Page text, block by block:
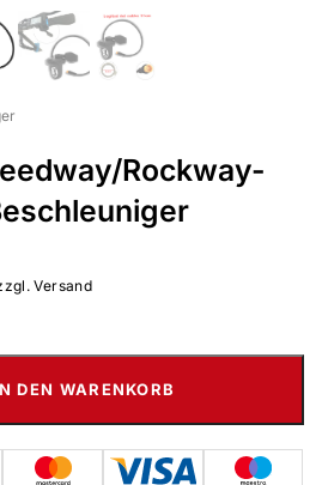
Rockway-
Versand
DEN WARENKORB